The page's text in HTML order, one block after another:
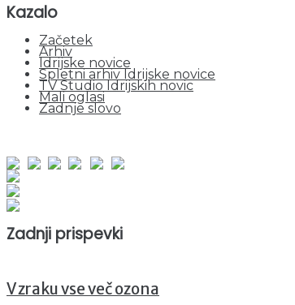
Kazalo
Začetek
Arhiv
Idrijske novice
Spletni arhiv Idrijske novice
TV Studio Idrijskih novic
Mali oglasi
Zadnje slovo
Zadnji prispevki
V zraku vse več ozona